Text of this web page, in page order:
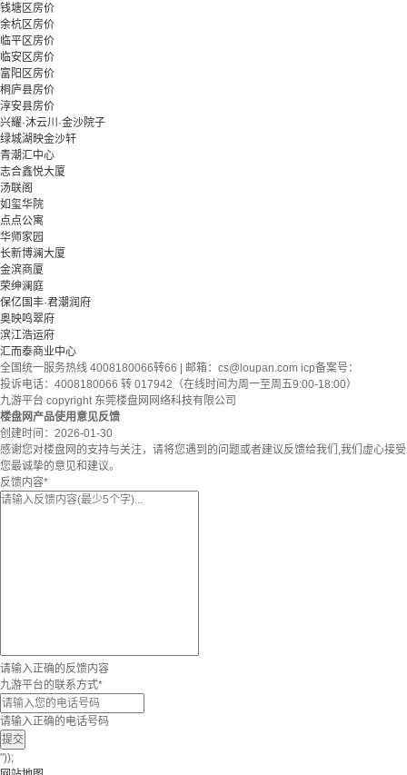
钱塘区房价
余杭区房价
临平区房价
临安区房价
富阳区房价
桐庐县房价
淳安县房价
兴耀·沐云川·金沙院子
绿城湖映金沙轩
青潮汇中心
志合鑫悦大厦
汤联阁
如玺华院
点点公寓
华师家园
长新博澜大厦
金滨商厦
荣绅澜庭
保亿国丰·君潮润府
奥映鸣翠府
滨江浩运府
汇而泰商业中心
全国统一服务热线 4008180066转66 | 邮箱： cs@loupan.com icp备案号：
投诉电话：4008180066 转 017942（在线时间为周一至周五9:00-18:00）
九游平台 copyright 东莞楼盘网网络科技有限公司
楼盘网产品使用意见反馈
创建时间： 2026-01-30
感谢您对楼盘网的支持与关注，请将您遇到的问题或者建议反馈给我们,我们虚心接受
您最诚挚的意见和建议。
反馈内容*
请输入正确的反馈内容
九游平台的联系方式*
请输入正确的电话号码
提交
"));